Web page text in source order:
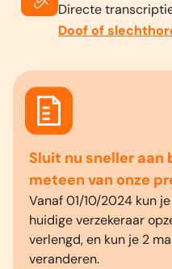
Directe
Doof of
Sluit nu sneller
meteen van onze
Vanaf 01/10/2024 kun
huidige verzekeraar
verlengd, en kun je 2
veranderen.